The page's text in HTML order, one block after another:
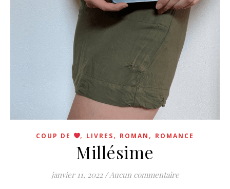
COUP DE , LIVRES, ROMAN , ROMANCE
Millésime
janvier 11, 2022 /Aucun commentaire